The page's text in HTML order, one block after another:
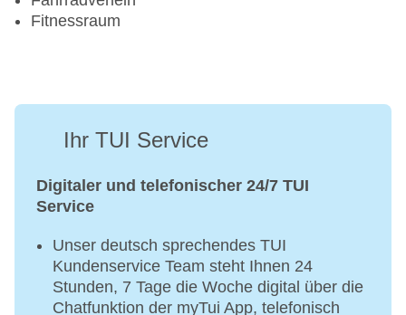
Fitnessraum
Ihr TUI Service
Digitaler und telefonischer 24/7 TUI
Service
Unser deutsch sprechendes TUI
Kundenservice Team steht Ihnen 24
Stunden, 7 Tage die Woche digital über die
Chatfunktion der myTui App, telefonisch